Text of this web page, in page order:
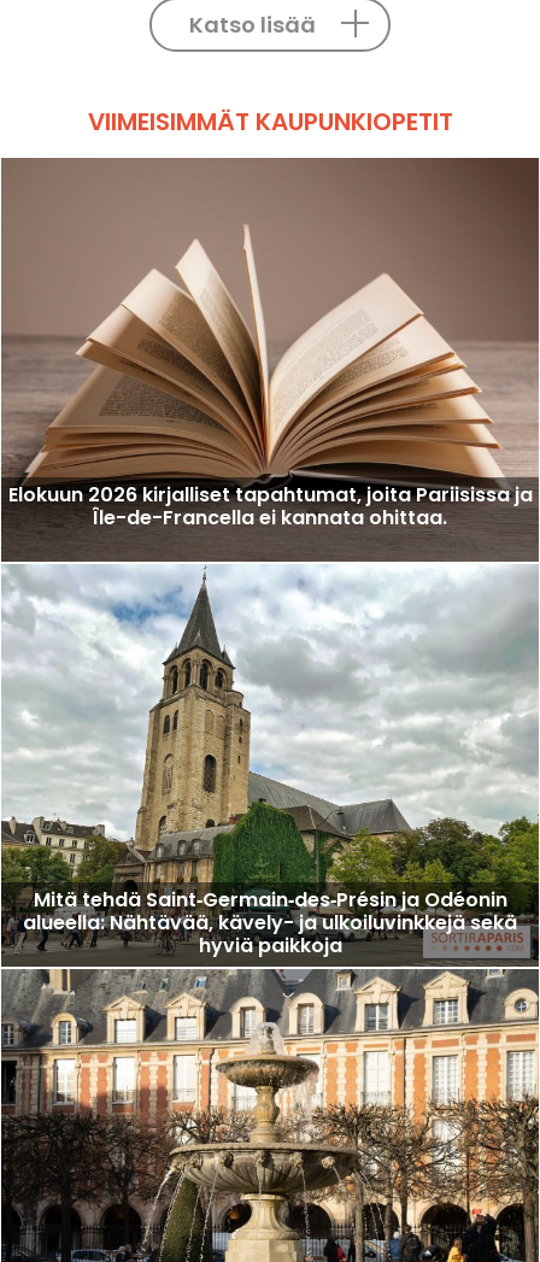
Katso lisää
VIIMEISIMMÄT KAUPUNKIOPETIT
Elokuun 2026 kirjalliset tapahtumat, joita Pariisissa ja
Île-de-Francella ei kannata ohittaa.
Mitä tehdä Saint‑Germain‑des‑Présin ja Odéonin
alueella: Nähtävää, kävely- ja ulkoiluvinkkejä sekä
hyviä paikkoja